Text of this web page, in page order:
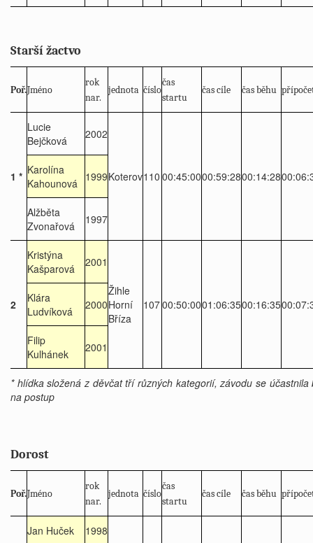
Starší žactvo
Poř.Jméno
rok
nar.
jednota číslo
čas
startu
čas cíle čas běhu
1 *
Lucie
Bejčková
2002
Koterov110 00:45:0000:59:2800:14:28
Karolína
Kahounová 1999
Alžběta
Zvonařová
1997
2
Kristýna
Kašparová
2001
Žihle
Horní
Bříza
10700:50:0001:06:3500:16:35
Klára
Ludvíková
2000
Filip
Kulhánek
2001
* hlídka složená z děvčat tří různých kategorií, závodu se účastnila
na postup
Dorost
Poř.Jméno
rok
nar.
jednota číslo
čas
startu
čas cíle čas běhu
Jan Huček 1998